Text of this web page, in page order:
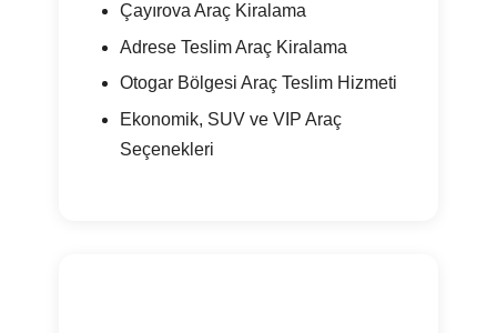
Çayırova Araç Kiralama
Adrese Teslim Araç Kiralama
Otogar Bölgesi Araç Teslim Hizmeti
Ekonomik, SUV ve VIP Araç
Seçenekleri